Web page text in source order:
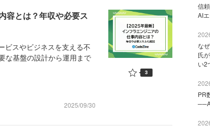
容とは？年収や必要ス
ビスやビジネスを支える不
な基盤の設計から運用まで
2025/09/30
3
信
AI
な
氏
い2
PR